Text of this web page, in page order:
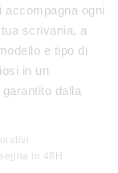
accompagna ogni
scrivania, a
e tipo di
in un
dalla
in 48H